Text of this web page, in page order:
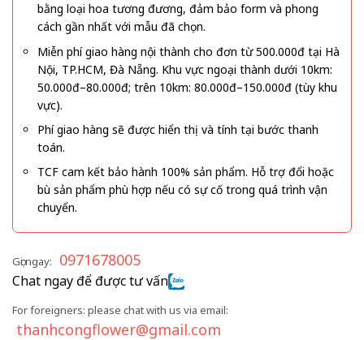
bằng loại hoa tương đương, đảm bảo form và phong
cách gần nhất với mẫu đã chọn.
Miễn phí giao hàng nội thành cho đơn từ 500.000đ tại Hà
Nội, TP.HCM, Đà Nẵng. Khu vực ngoại thành dưới 10km:
50.000đ–80.000đ; trên 10km: 80.000đ–150.000đ (tùy khu
vực).
Phí giao hàng sẽ được hiển thị và tính tại bước thanh
toán.
TCF cam kết bảo hành 100% sản phẩm. Hỗ trợ đổi hoặc
bù sản phẩm phù hợp nếu có sự cố trong quá trình vận
chuyển.
Gọi ngay: 0971678005
Chat ngay để được tư vấn
For foreigners: please chat with us via email:
thanhcongflower@gmail.com